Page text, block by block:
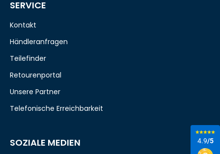
4.9/5
SERVICE
Kontakt
Händleranfragen
Teilefinder
Retourenportal
Unsere Partner
Telefonische Erreichbarkeit
SOZIALE MEDIEN